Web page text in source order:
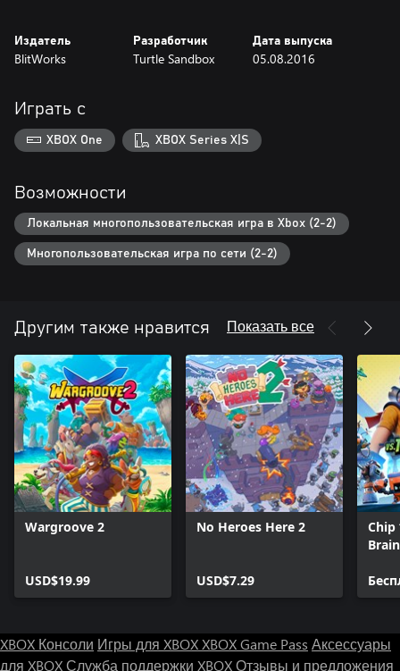
контроллер и устройте домашнее сражение вместе с группой
ребят.
*Стратегические возможности. Выберите из более 15 видов
оружия и средств обороны и более 5 пилотов воздушного судна.
У вас появятся сотни комбинаций и различных стратегий.
пушек, лазеров и прочего.
*Грандиозное приключение. Сразитесь в режиме полной
кампании, примите участие в боях с боссами и 20 заданиях и
расширьте свои владения в 5 уникальных зонах.
Издатель
BlitWorks
Разработчик
Turtle Sandbox
Дата выпуска
05.08.2016
Играть с
XBOX One XBOX Series X|S
Возможности
Локальная многопользовательская игра в Xbox (2-2)
Многопользовательская игра по сети (2-2)
Другим также нравится Показать все
Wargroove 2
USD$19.99
No Heroes Here 2
USD$7.29
Chip
XBOX Консоли Игры для XBOXXBOX Game Pass Аксессуары
для XBOXСлужба поддержки XBOXОтзывы и предложения